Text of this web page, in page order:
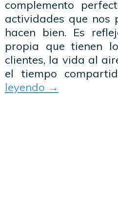
complemento
actividades que nos
hacen bien. Es
propia que tienen
clientes, la vida al
el tiempo
leyendo →